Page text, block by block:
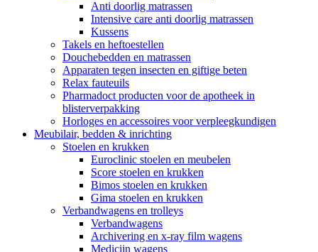
Anti doorlig matrassen
Intensive care anti doorlig matrassen
Kussens
Takels en heftoestellen
Douchebedden en matrassen
Apparaten tegen insecten en giftige beten
Relax fauteuils
Pharmadoct producten voor de apotheek in
blisterverpakking
Horloges en accessoires voor verpleegkundigen
Meubilair, bedden & inrichting
Stoelen en krukken
Euroclinic stoelen en meubelen
Score stoelen en krukken
Bimos stoelen en krukken
Gima stoelen en krukken
Verbandwagens en trolleys
Verbandwagens
Archivering en x-ray film wagens
Medicijn wagens